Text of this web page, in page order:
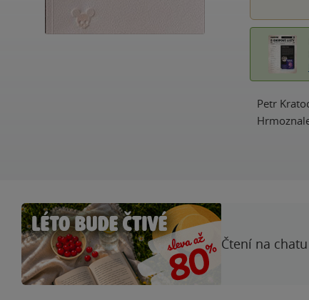
Petr
Čtení na